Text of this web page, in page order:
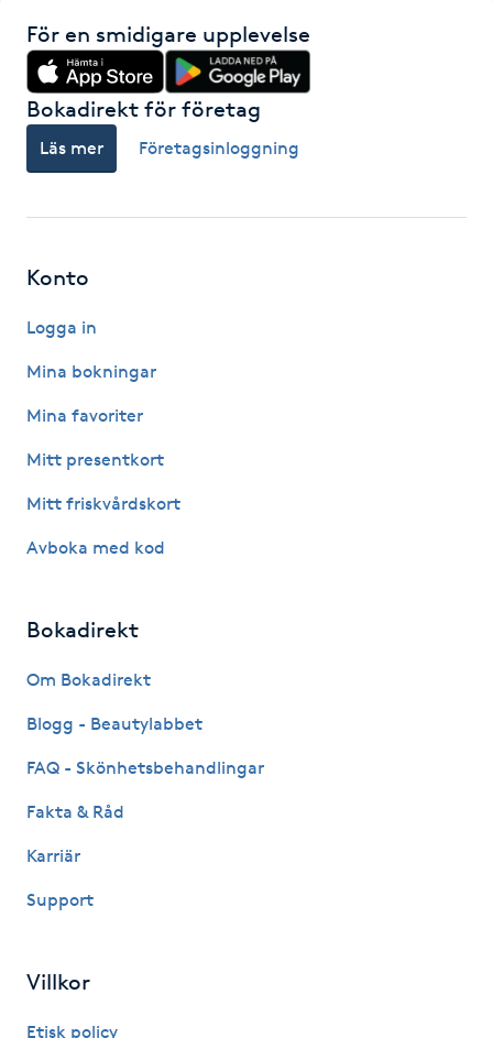
Kinesiologi
Kinesisk medicin
Klangmassage
Klippning
Klippning ungdom
Koppningsmassage
Kostrådgivning
Kroppspeeling
Käkledsbehandling
Laserbehandling
Lashlift Keratin
För en smidigare upplevelse
Bokadirekt för företag
Läs mer Företagsinloggning
Konto
Logga in
Mina bokningar
Mina favoriter
Mitt presentkort
Mitt friskvårdskort
Avboka med kod
Bokadirekt
Om Bokadirekt
Blogg - Beautylabbet
FAQ - Skönhetsbehandlingar
Fakta & Råd
Karriär
Support
Villkor
Etisk policy